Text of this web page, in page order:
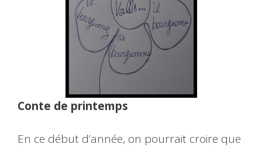
Conte de printemps
En ce début d’année, on pourrait croire que